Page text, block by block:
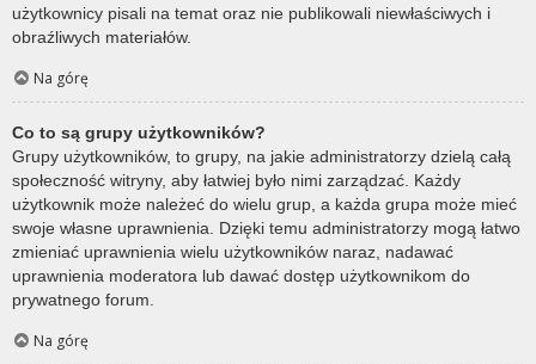
użytkownicy pisali na temat oraz nie publikowali niewłaściwych i
obraźliwych materiałów.
Na górę
Co to są grupy użytkowników?
Grupy użytkowników, to grupy, na jakie administratorzy dzielą całą
społeczność witryny, aby łatwiej było nimi zarządzać. Każdy
użytkownik może należeć do wielu grup, a każda grupa może mieć
swoje własne uprawnienia. Dzięki temu administratorzy mogą łatwo
zmieniać uprawnienia wielu użytkowników naraz, nadawać
uprawnienia moderatora lub dawać dostęp użytkownikom do
prywatnego forum.
Na górę